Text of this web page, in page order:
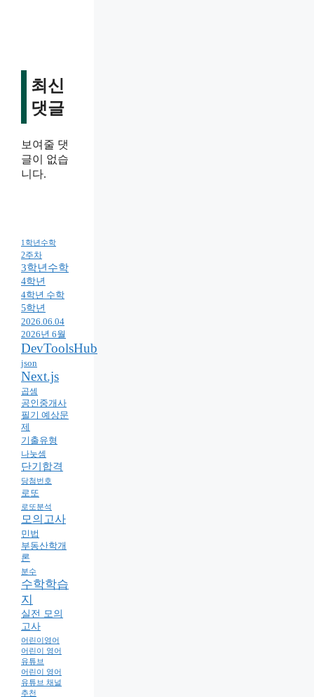
최신
댓글
보여줄 댓
글이 없습
니다.
1학년수학
2주차
3학년수학
4학년
4학년 수학
5학년
2026.06.04
2026년 6월
DevToolsHub
json
Next.js
곱셈
공인중개사
필기 예상문
제
기출유형
나눗셈
단기합격
당첨번호
로또
로또분석
모의고사
민법
부동산학개
론
분수
수학학습
지
실전 모의
고사
어린이영어
어린이 영어
유튜브
어린이 영어
유튜브 채널
추천